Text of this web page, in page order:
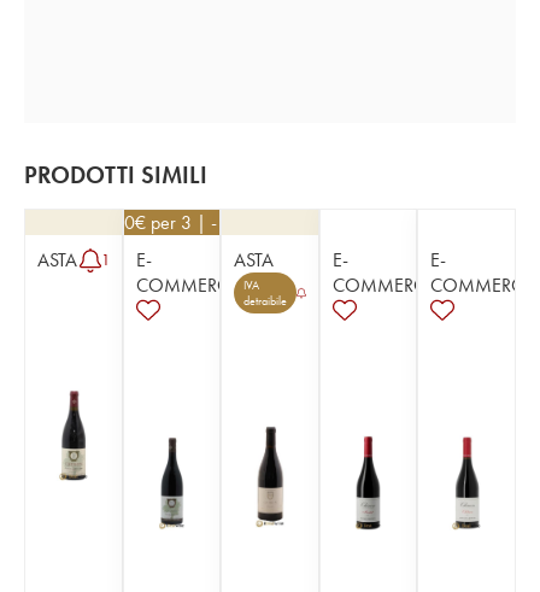
PRODOTTI SIMILI
ASTA 1
66,60€ per 3 | - 10%
E-
COMMERCE
ASTA
IVA
detraibile
E-
COMMERCE
E-
COMMERCE